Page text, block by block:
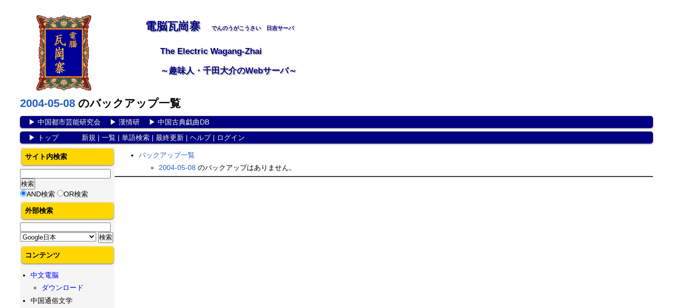
電脳瓦崗寨 でんのうがこうさい 日吉サーバ
The Electric Wagang-Zhai
～趣味人・千田大介のWebサーバ～
2004-05-08のバックアップ一覧
▶ 中国都市芸能研究会▶ 漢情研▶ 中国古典戯曲DB
▶
トップ 新規 | 一覧| 単語検索| 最終更新| ヘルプ| ログイン
バックアップ一覧
2004-05-08 のバックアップはありません。
サイト内検索
AND検索 OR検索
外部検索
コンテンツ
中文電脳
ダウンロード
中国通俗文学